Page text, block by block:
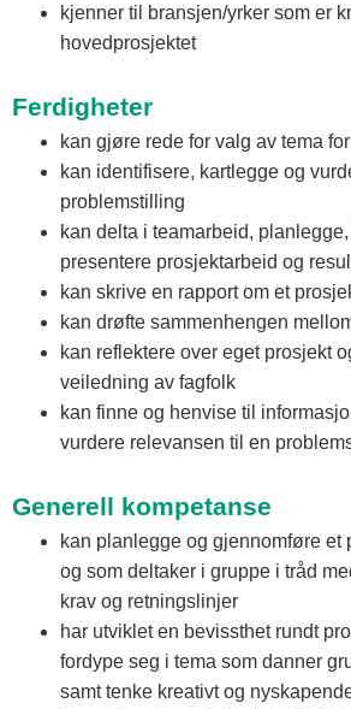
kjenner til bransjen/yrker som er
hovedprosjektet
Ferdigheter
kan gjøre rede for valg av tema
kan identifisere, kartlegge og
problemstilling
kan delta i teamarbeid,
presentere prosjektarbeid og
kan skrive en rapport om et
kan drøfte sammenhengen
kan reflektere over eget prosjekt
veiledning av fagfolk
kan finne og henvise til
vurdere relevansen til en
Generell kompetanse
kan planlegge og gjennomføre et
og som deltaker i gruppe i tråd
krav og retningslinjer
har utviklet en bevissthet rundt
fordype seg i tema som danner
samt tenke kreativt og